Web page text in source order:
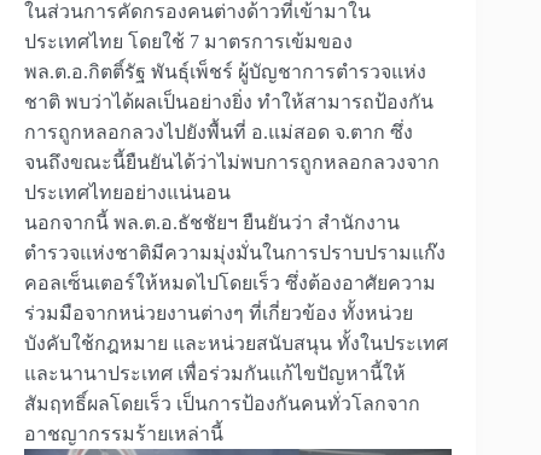
ในส่วนการคัดกรองคนต่างด้าวที่เข้ามาใน
ประเทศไทย โดยใช้ 7 มาตรการเข้มของ
พล.ต.อ.กิตติ์รัฐ พันธุ์เพ็ชร์ ผู้บัญชาการตำรวจแห่ง
ชาติ พบว่าได้ผลเป็นอย่างยิ่ง ทำให้สามารถป้องกัน
การถูกหลอกลวงไปยังพื้นที่ อ.แม่สอด จ.ตาก ซึ่ง
จนถึงขณะนี้ยืนยันได้ว่าไม่พบการถูกหลอกลวงจาก
ประเทศไทยอย่างแน่นอน
นอกจากนี้ พล.ต.อ.ธัชชัยฯ ยืนยันว่า สำนักงาน
ตำรวจแห่งชาติมีความมุ่งมั่นในการปราบปรามแก๊ง
คอลเซ็นเตอร์ให้หมดไปโดยเร็ว ซึ่งต้องอาศัยความ
ร่วมมือจากหน่วยงานต่างๆ ที่เกี่ยวข้อง ทั้งหน่วย
บังคับใช้กฎหมาย และหน่วยสนับสนุน ทั้งในประเทศ
และนานาประเทศ เพื่อร่วมกันแก้ไขปัญหานี้ให้
สัมฤทธิ์ผลโดยเร็ว เป็นการป้องกันคนทั่วโลกจาก
อาชญากรรมร้ายเหล่านี้